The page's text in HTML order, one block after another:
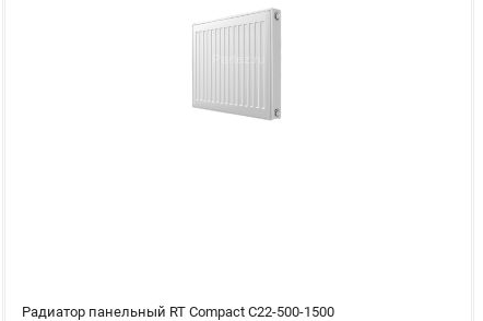
Радиатор панельный RT Compact C22-500-1500